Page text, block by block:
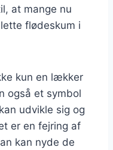
at mange nu
flødeskum i
kun en lækker
også et symbol
udvikle sig og
er en fejring af
kan nyde de